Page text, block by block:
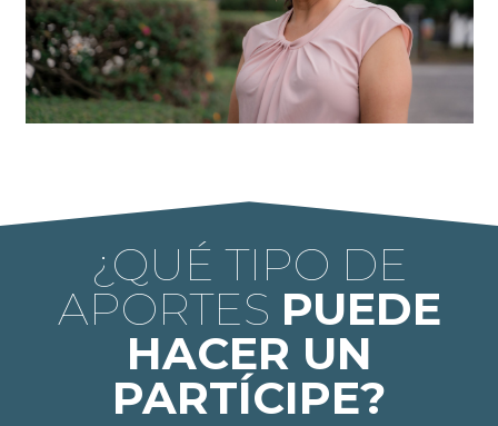
¿QUÉ TIPO DE
APORTES PUEDE
HACER UN
PARTÍCIPE?